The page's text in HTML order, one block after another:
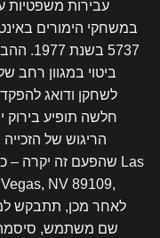
עבירות משפטיות
במשחקי הימורים
5737
ביטוי במגוון רחב
לשחקן ודואג
חלשה תופיע בירוק
הריגוש של
NV 89109,
שם משתמש, סיסמה,